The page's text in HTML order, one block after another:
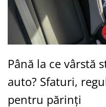
Până la ce vârstă
auto? Sfaturi,
pentru părinți